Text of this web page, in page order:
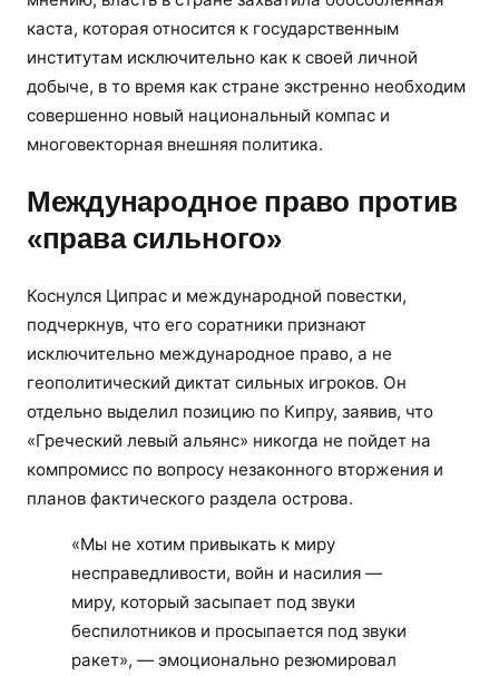
каста, которая относится к государственным
институтам исключительно как к своей личной
добыче, в то время как стране экстренно необходим
совершенно новый национальный компас и
многовекторная внешняя политика.
Международное право против
«права сильного»
Коснулся Ципрас и международной повестки,
подчеркнув, что его соратники признают
исключительно международное право, а не
геополитический диктат сильных игроков. Он
отдельно выделил позицию по Кипру, заявив, что
«Греческий левый альянс» никогда не пойдет на
компромисс по вопросу незаконного вторжения и
планов фактического раздела острова.
«Мы не хотим привыкать к миру
несправедливости, войн и насилия —
миру, который засыпает под звуки
беспилотников и просыпается под звуки
ракет», — эмоционально резюмировал